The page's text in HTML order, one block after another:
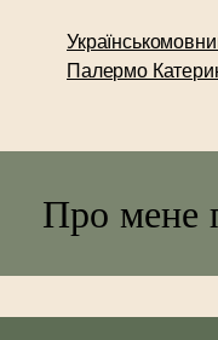
Палермо
Про мене